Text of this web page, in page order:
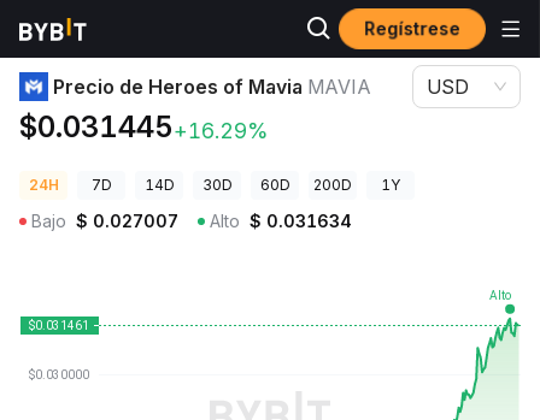
Regístrese
Precios de Criptomonedas Precio de Heroes of Mavia MAVIA
Precio de Heroes of Mavia MAVIA
$0.031445+16.29%
USD
24H 7D 14D 30D 60D 200D 1Y
Bajo $ 0.027007 Alto $ 0.031634